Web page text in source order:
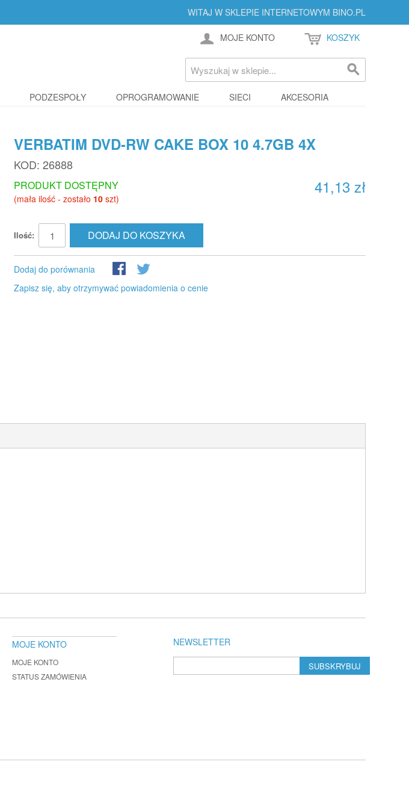
WITAJ W SKLEPIE INTERNETOWYM BINO.PL
MOJE KONTO KOSZYK
PODZESPOŁY OPROGRAMOWANIE SIECI AKCESORIA
VERBATIM DVD-RW CAKE BOX 10 4.7GB 4X
KOD: 26888
41,13 zł
PRODUKT DOSTĘPNY
(mała ilość - zostało 10 szt)
Ilość: DODAJ DO KOSZYKA
Dodaj do porównania
Zapisz się, aby otrzymywać powiadomienia o cenie
NEWSLETTER
SUBSKRYBUJ
MOJE KONTO
MOJE KONTO
STATUS ZAMÓWIENIA